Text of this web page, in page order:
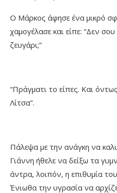
Ο Μάρκος άφησε ένα μικρό
χαμογέλασε και είπε: “Δεν
ζευγάρι;”
“Πράγματι το είπες. Και
Λίτσα”.
Πάλεψα με την ανάγκη να
Γιάννη ήθελε να δείξω τα
άντρα, λοιπόν, η επιθυμία
Ένιωθα την υγρασία να